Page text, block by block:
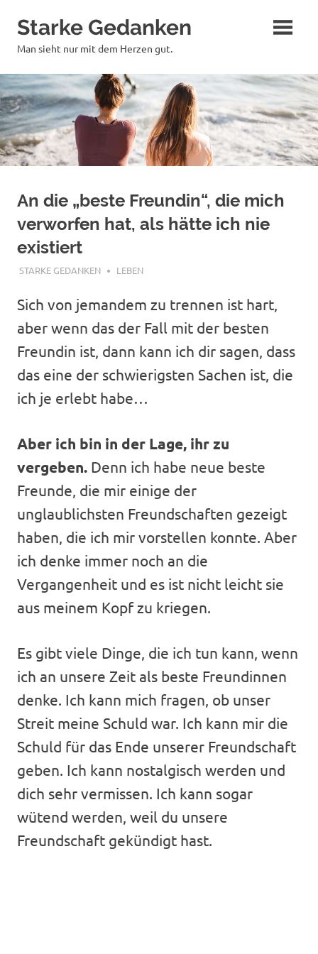
Inhalt
springen
Starke Gedanken
Man sieht nur mit dem Herzen gut.
An die „beste Freundin“, die mich
verworfen hat, als hätte ich nie
existiert
JULI 4, 2018
STARKE GEDANKEN LEBEN
Sich von jemandem zu trennen ist hart,
aber wenn das der Fall mit der besten
Freundin ist, dann kann ich dir sagen, dass
das eine der schwierigsten Sachen ist, die
ich je erlebt habe…
Aber ich bin in der Lage, ihr zu
vergeben. Denn ich habe neue beste
Freunde, die mir einige der
unglaublichsten Freundschaften gezeigt
haben, die ich mir vorstellen konnte. Aber
ich denke immer noch an die
Vergangenheit und es ist nicht leicht sie
aus meinem Kopf zu kriegen.
Es gibt viele Dinge, die ich tun kann, wenn
ich an unsere Zeit als beste Freundinnen
denke. Ich kann mich fragen, ob unser
Streit meine Schuld war. Ich kann mir die
Schuld für das Ende unserer Freundschaft
geben. Ich kann nostalgisch werden und
dich sehr vermissen. Ich kann sogar
wütend werden, weil du unsere
Freundschaft gekündigt hast.